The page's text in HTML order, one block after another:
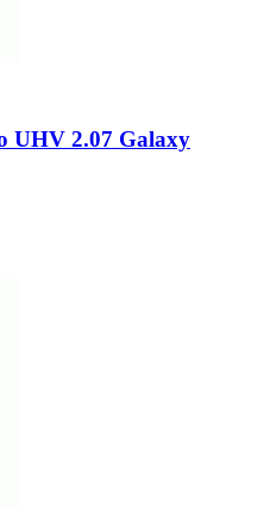
UHV 2.07 Galaxy